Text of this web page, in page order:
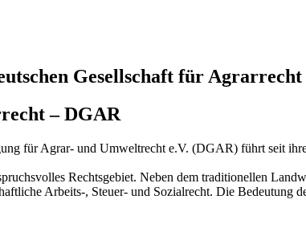
Gesellschaft für Agrarrecht
– DGAR
für Agrar- und Umweltrecht e.V. (DGAR) führt seit
Rechtsgebiet. Neben dem traditionellen
Arbeits-, Steuer- und Sozialrecht. Die Bedeutung